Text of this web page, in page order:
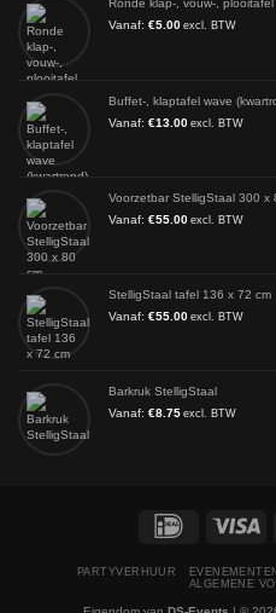
Ronde klap-, vouw-,
Vanaf: €5.00 excl. BTW
Buffet-, klaptafel wave
Vanaf: €13.00 excl. BTW
Voorzetbar StelligStaal 300 x
Vanaf: €55.00 excl. BTW
StelligStaal tafel 136 x 72 cm
Vanaf: €55.00 excl. BTW
Barkruk StelligStaal
Vanaf: €8.75 excl. BTW
PARTYVERHUUR EVENEMENTEN
ALGEMENE